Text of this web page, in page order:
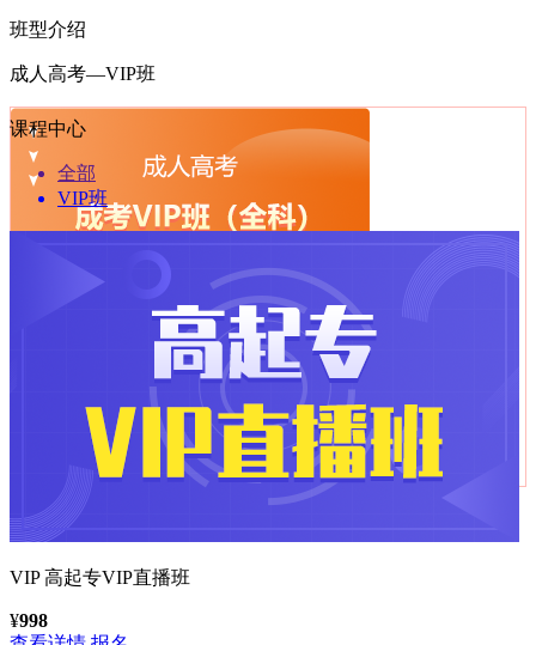
班型介绍
成人高考—VIP班
精讲班（全部）、摸底测试、直播课程、一对一
报名指导、考前模拟等服务。
998
课程中心
全部
VIP班
VIP高起专VIP直播班
¥998